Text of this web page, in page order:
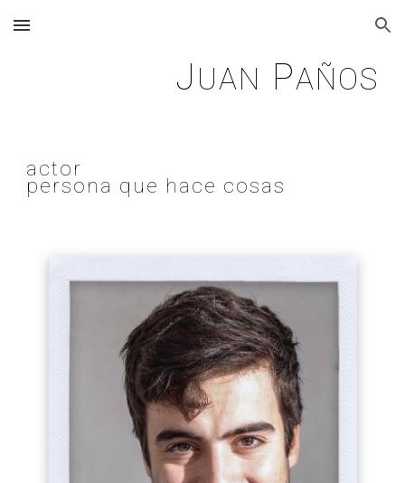
Skip to main content Skip to navigation
J UAN PAÑOS
actor
persona que hace cosas